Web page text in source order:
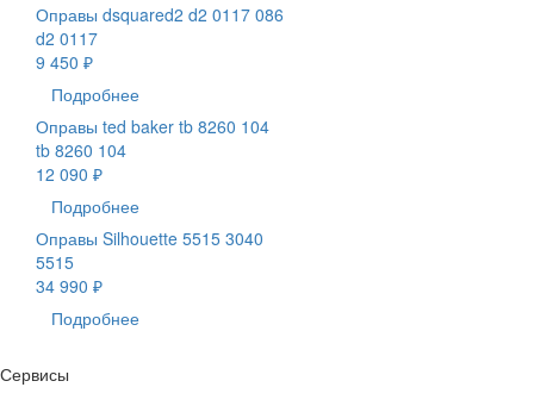
Оправы dsquared2 d2 0117 086
d2 0117
9 450 ₽
Подробнее
Оправы ted baker tb 8260 104
tb 8260 104
12 090 ₽
Подробнее
Оправы Silhouette 5515 3040
5515
34 990 ₽
Подробнее
Сервисы